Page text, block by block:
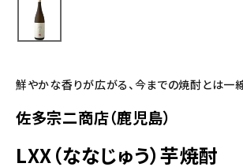
鮮やかな香りが広がる、今までの焼酎とは一
佐多宗二商店（鹿児島）
LXX（ななじゅう）芋焼酎